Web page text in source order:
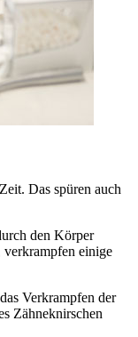
Das spüren auch
den Körper
verkrampfen einige
Verkrampfen der
Zähneknirschen